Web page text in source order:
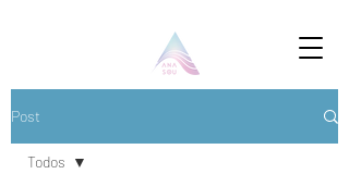
Post
Todos